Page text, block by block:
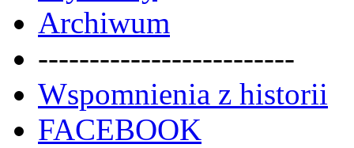
Archiwum
-------------------------
Wspomnienia z historii
FACEBOOK